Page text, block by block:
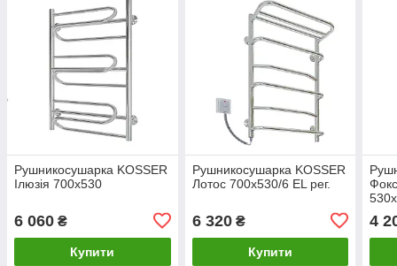
Рушникосушарка KOSSER
Ілюзія 700х530
6 060 ₴
Купити
Рушникосушарка KOSSER
Лотос 700х530/6 ЕL рег.
6 320₴
Купити
4